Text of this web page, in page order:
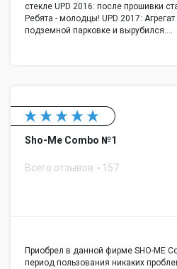
стекле UPD 2016: после прошивки
Ребята - молодцы! UPD 2017:
подземной парковке и вырубился.…
Sho-Me Combo №1
Всего отзывов 157
Приобрел в данной фирме SHO-ME
период пользования никаких